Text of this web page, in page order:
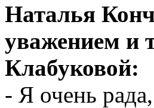
Наталья
уважением и
Клабуковой:
- Я очень